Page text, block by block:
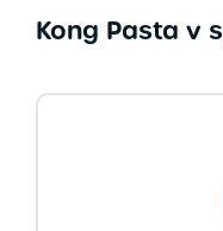
Kong Pasta v